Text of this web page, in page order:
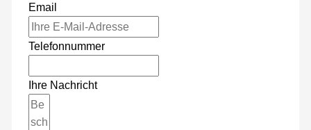
Email
Telefonnummer
Ihre Nachricht